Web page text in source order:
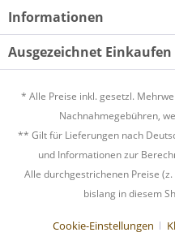
Informationen
Ausgezeichnet Einkaufen
* Alle Preise inkl. gesetzl.
Nachnahmegebühren,
** Gilt für Lieferungen nach
und Informationen zur
Alle durchgestrichenen Preise (z.
bislang in diesem
Cookie-Einstellungen